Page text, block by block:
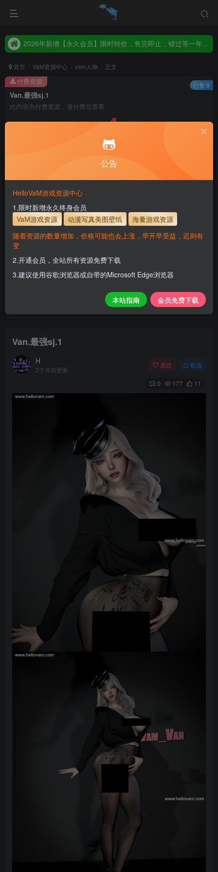
2026年新增【永久会员】限时特价，售完即止，错过等一年！！！
2026年新增【永久会员】限时特价，售完即止，错过等一年！！！
首页 VaM资源中心 vam人物 正文
Van.最强sj.1
此内容为付费资源，请付费后查看
4
立即购买
主流网盘——高速下载
支付页面打不开或支付后不跳转请联系QQ：3317425885
解压密码 www.hellovam.com
开通会员【免费下载】全站资源！
1.为了资源不失效！请不要在线解压！
3.有任何问题请联系客服或评论留言。
付费资源 已售 9
Van.最强sj.1
H
2个月前更新
关注 私信
0 177 11
公告
HelloVaM游戏资源中心
1.限时新增永久终身会员
VaM游戏资源
动漫写真美图壁纸
海量游戏资源
随着资源的数量增加，价格可能也会上涨，早开早受益，迟则有
变
2.开通会员，全站所有资源免费下载
3.建议使用谷歌浏览器或自带的Microsoft Edge浏览器
本站指南 会员免费下载